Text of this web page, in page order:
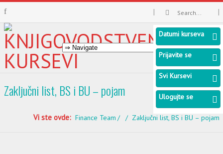
Zaključni list, BS i BU – pojam
Vi ste ovde: Finance Team Zaključni list, BS i BU – pojam
Datumi kurseva
Prijavite se
Svi Kursevi
Ulogujte se